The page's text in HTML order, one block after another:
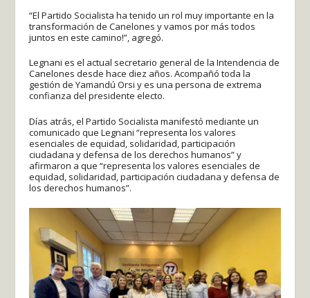
“El Partido Socialista ha tenido un rol muy importante en la
transformación de Canelones y vamos por más todos
juntos en este camino!”, agregó.
Legnani es el actual secretario general de la Intendencia de
Canelones desde hace diez años. Acompañó toda la
gestión de Yamandú Orsi y es una persona de extrema
confianza del presidente electo.
Días atrás, el Partido Socialista manifestó mediante un
comunicado que Legnani “representa los valores
esenciales de equidad, solidaridad, participación
ciudadana y defensa de los derechos humanos” y
afirmaron a que “representa los valores esenciales de
equidad, solidaridad, participación ciudadana y defensa de
los derechos humanos”.